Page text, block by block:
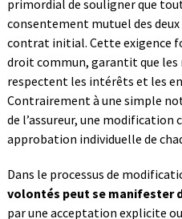
primordial de souligner que
consentement mutuel des
contrat initial. Cette exigence
droit commun, garantit que
respectent les intérêts et les
Contrairement à une simple
de l’assureur, une modification
approbation individuelle de
Dans le processus de
volontés peut se manifester
par une acceptation explicite